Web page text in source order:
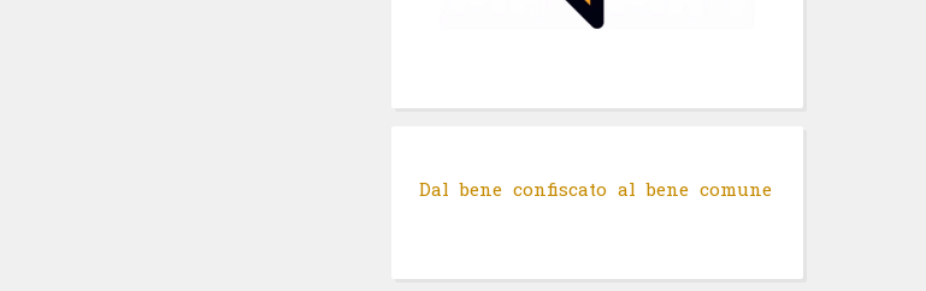
Dal bene confiscato al bene comune